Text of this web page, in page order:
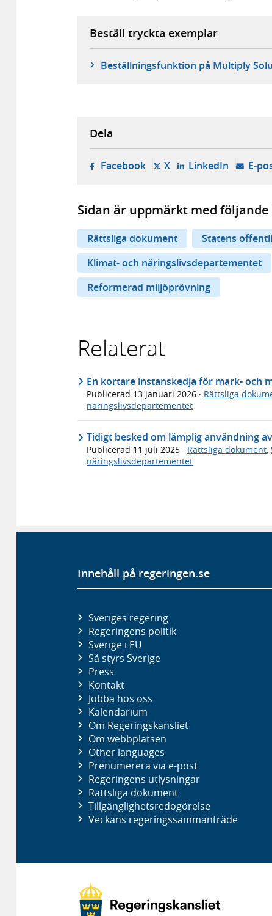
Beställ tryckta exemplar
Beställningsfunktion på Multiply
Dela
Facebook- öppnas i ny flik, extern
X- öppnas i ny flik,
LinkedIn- öppnas
E-
Sidan är uppmärkt med
Rättsliga dokument
Statens
Klimat- och näringslivsdepartementet
Reformerad miljöprövning
Relaterat
En kortare instanskedja för mark- och
Publicerad 13 januari 2026 · Rättsliga
näringslivsdepartementet
Tidigt besked om lämplig användning
Publicerad 11 juli 2025 · Rättsliga dokument,
näringslivsdepartementet
Innehåll på regeringen.se
Sveriges regering
Regeringens politik
Sverige i EU
Så styrs Sverige
Press
Kontakt
Jobba hos oss
Kalendarium
Om Regeringskansliet
Om webbplatsen
Other languages
Prenumerera via e-post
Regeringens utlysningar
Rättsliga dokument
Tillgänglighetsredogörelse
Veckans regeringssammanträde